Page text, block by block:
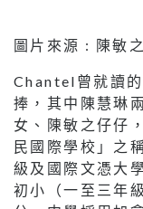
圖片來源 : 陳敏
Chantel曾就讀
捧，其中陳慧琳
女、陳敏之仔仔
民國際學校」之
級及國際文憑大
初小（一至三年